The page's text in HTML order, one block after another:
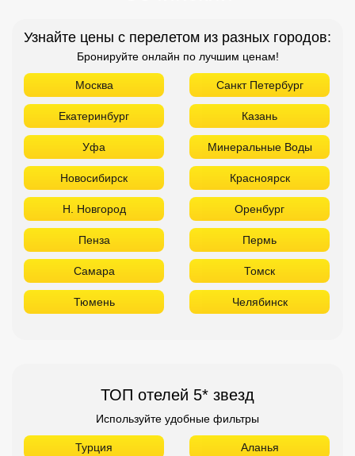
Узнайте цены с перелетом из разных городов:
Бронируйте онлайн по лучшим ценам!
Москва Санкт Петербург
Екатеринбург Казань
Уфа Минеральные Воды
Новосибирск Красноярск
Н. Новгород Оренбург
Пенза Пермь
Самара Томск
Тюмень Челябинск
ТОП отелей 5* звезд
Используйте удобные фильтры
Турция Аланья